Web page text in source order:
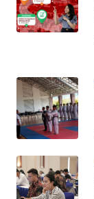
WN
WN
MALUKU
WN
MALUT
WN
DAIRI